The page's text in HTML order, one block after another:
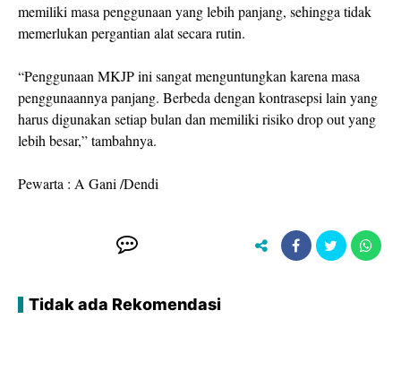
memiliki masa penggunaan yang lebih panjang, sehingga tidak
memerlukan pergantian alat secara rutin.
“Penggunaan MKJP ini sangat menguntungkan karena masa
penggunaannya panjang. Berbeda dengan kontrasepsi lain yang
harus digunakan setiap bulan dan memiliki risiko drop out yang
lebih besar,” tambahnya.
Pewarta : A Gani /Dendi
Tidak ada Rekomendasi